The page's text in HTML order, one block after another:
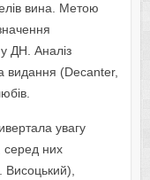
вина. Метою
ДН. Аналіз
видання (Decanter,
увагу
серед них
Висоцький),